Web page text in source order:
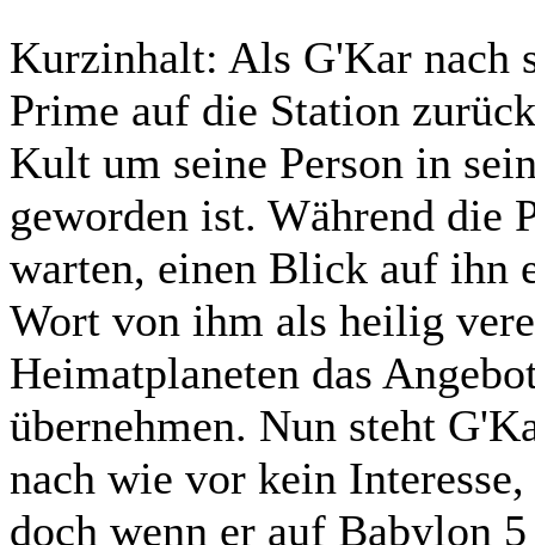
Kurzinhalt: Als G'Kar nach
Prime auf die Station
Kult um seine Person in
geworden ist. Während die
warten, einen Blick auf ihn
Wort von ihm als heilig
Heimatplaneten das
übernehmen. Nun steht
nach wie vor kein
doch wenn er auf Babylon